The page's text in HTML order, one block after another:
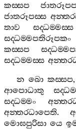
කස‍්සප
ජාතරූපස‍්ස
තාව
සද‍්ධම‍්මස‍්ස
සද‍්ධම‍්මපතිරූපකං
කස‍්සප
සද‍්ධම‍්මස‍්ස
න ඛො කස‍්සප,
ආපොධාතු
සද‍්ධම‍්මං
අන‍්තරධාපෙති.
මොඝපුරිසා යෙ